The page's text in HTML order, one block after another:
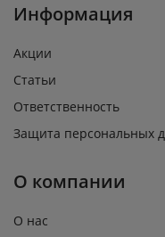
Информация
Акции
Статьи
Ответственность
Защита персональных
О компании
О нас